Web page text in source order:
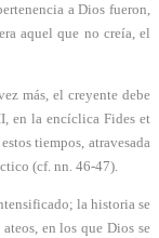
a Dios fueron,
aquel que no creía, el
más, el creyente debe
en la encíclica Fides et
tiempos, atravesada
(cf. nn. 46-47).
la historia se
en los que Dios se